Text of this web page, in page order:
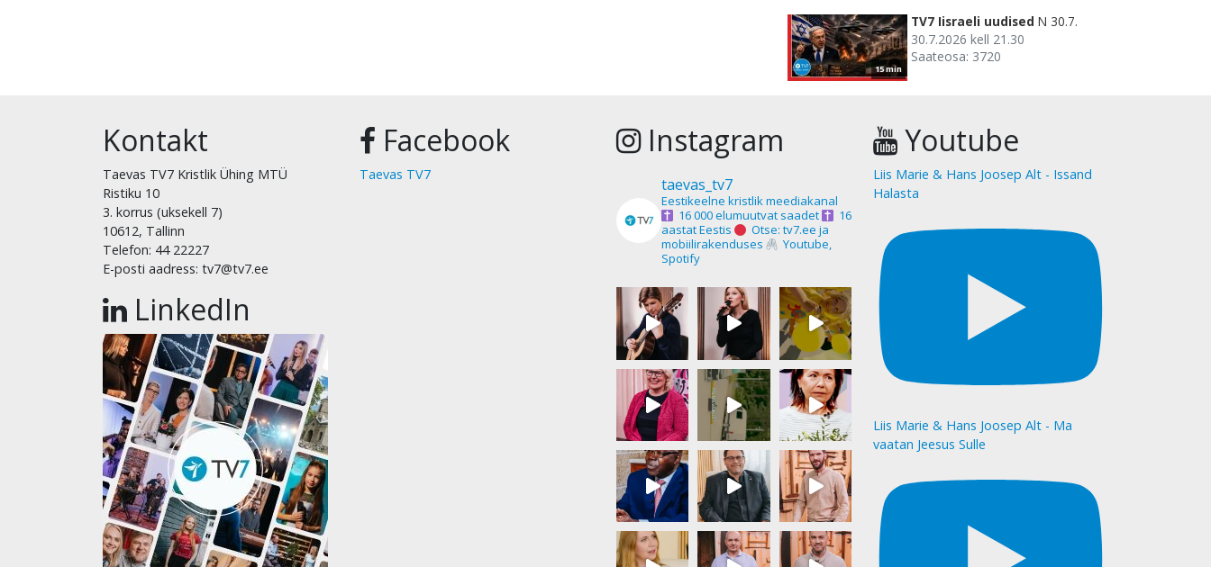
15 min
TV7 Iisraeli uudised N 30.7.
30.7.2026 kell 21.30
Saateosa: 3720
Kontakt
Taevas TV7 Kristlik Ühing MTÜ
Ristiku 10
3. korrus (uksekell 7)
10612, Tallinn
Telefon: 44 22227
E-posti aadress: tv7@tv7.ee
LinkedIn
Facebook
Taevas TV7
Instagram
taevas_tv7
Eestikeelne kristlik meediakanal
16 000 elumuutvat saadet
16
aastat Eestis
Otse: tv7.ee ja
mobiilirakenduses
Youtube,
Spotify
Youtube
Liis Marie & Hans Joosep Alt - Issand
Halasta
Liis Marie & Hans Joosep Alt - Ma
vaatan Jeesus Sulle